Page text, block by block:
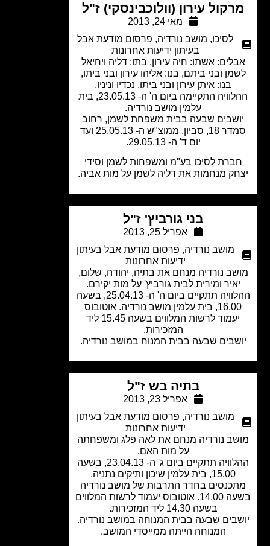
עירון (וולוכבינסקי) ז"ל
מאי 24, 2013
לסיכו, מושב נורדיה, פרסום מודעת אבל
בעיתון ידיעות אחרונות
אשתו: חיה עירון, בתו: דליה ויחיאל
ובני ביתם, בנו: אליהו עירון ובני ביתו,
בנו: איתן עירון ובני ביתו, נכדיו וניניו.
ההלוויה התקיימה ביום ה' ה- 23.05.13, בית
עלמין מושב נורדיה.
שבעה בבית משפחת לשמן, רחוב
סמדר 18, סביון, ממוצ"ש ה- 25.05.13 ועד
יום ד' ה- 29.05.13.
לסיכו בע"מ ומשפחות לשמן וסידי
מנחמות את דליה לשמן על מות אביה.
בני גורביץ' ז"ל
אפריל 25, 2013
מושב נורדיה, פרסום מודעת אבל בעיתון
ידיעות אחרונות
נורדיה מנחם את בתיה, יהודה, שלום,
ומירית לבית גורביץ' על מות יקירם.
ההלוויה תתקיים ביום ה' ה- 25.04.13, בשעה
16.00, בית עלמין מושב נורדיה. אוטובוס
יעמוד לרשות המלווים בשעה 15.45 ליד
המזכירות.
שבעה בבית המנוח במושב נורדיה.
בתיה בש ז"ל
אפריל 23, 2013
מושב נורדיה, פרסום מודעת אבל בעיתון
ידיעות אחרונות
נורדיה מנחם את לאה פלג ומשפחתה
על מות האם.
ההלוויה תתקיים ביום ג' ה- 23.04.13, בשעה
15.00, בית עלמין שיכון ותיקים נתניה.
בחדר התרבות של מושב נורדיה
בשעה 14.00. אוטובוס יעמוד לרשות המלווים
שבעה בבית המנוחה במושב נורדיה.
המנוחה הייתה ממייסדי המושב.